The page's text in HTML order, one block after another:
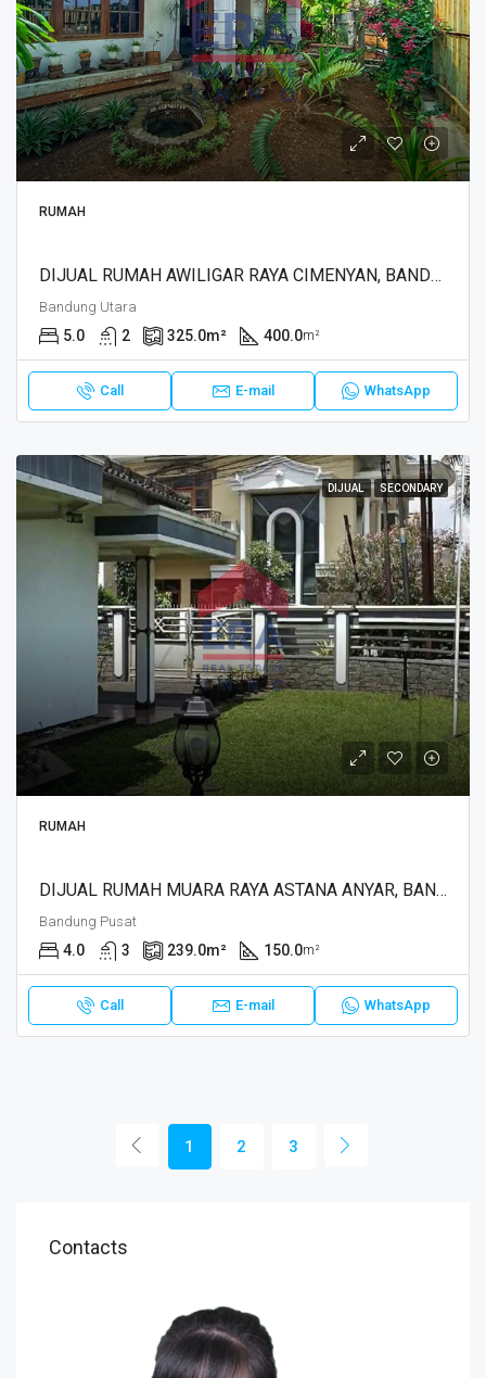
RUMAH
DIJUAL RUMAH AWILIGAR RAYA CIMENYAN, BANDUNG
Bandung Utara
5.0 2 325.0m² 400.0m²
Call E-mail WhatsApp
DIJUAL SECONDARY
RUMAH
DIJUAL RUMAH MUARA RAYA ASTANA ANYAR, BANDUNG
Bandung Pusat
4.0 3 239.0m² 150.0m²
Call E-mail WhatsApp
1 2 3
Contacts